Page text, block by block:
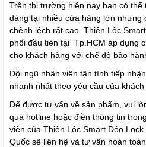
Trên thị trường hiện nay bạn có
dàng tại nhiều cửa hàng lớn nhưng
chênh lệch rất cao. Thiên Lộc
phối đầu tiên tại Tp.HCM áp dụng
cho khách hàng với chế độ bảo
Đội ngũ nhân viên tận tình tiếp
nhanh nhất theo yêu cầu của khách
Để được tư vấn về sản phẩm, vui
qua hotline hoặc điền thông tin
viên của Thiên Lộc Smart Dỏo
Quốc sẽ liên hệ và tư vấn hoàn